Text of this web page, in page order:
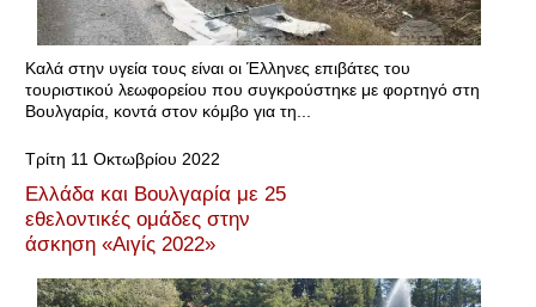
Καλά στην υγεία τους είναι οι Έλληνες επιβάτες του
τουριστικού λεωφορείου που συγκρούστηκε με φορτηγό στη
Βουλγαρία, κοντά στον κόμβο για τη...
Τρίτη 11 Οκτωβρίου 2022
Ελλάδα και Βουλγαρία με 25
εθελοντικές ομάδες στην
άσκηση «Αιγίς 2022»